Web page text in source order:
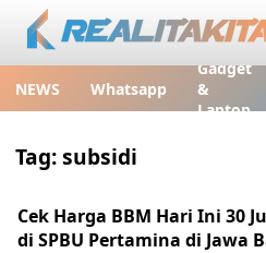
NEWS Whatsapp
Gadget
&
Laptop
Tag:subsidi
Cek Harga BBM Hari Ini 30
di SPBU Pertamina di Jawa